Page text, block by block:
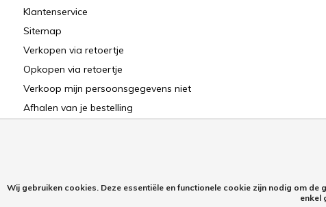
Klantenservice
Sitemap
Verkopen via retoertje
Opkopen via retoertje
Verkoop mijn persoonsgegevens niet
Afhalen van je bestelling
Wij gebruiken cookies. Deze essentiële en functionele cookie zijn nodig om
enkel